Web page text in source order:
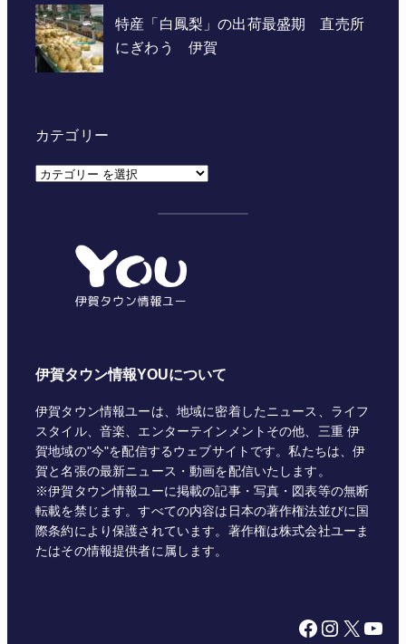
カテゴリー
カ
伊賀タウン情報YOUについて
伊賀タウン情報ユーは、地域に密着したニュース、ライフ
スタイル、音楽、エンターテインメントその他、三重 伊
賀地域の"今"を配信するウェブサイトです。私たちは、伊
賀と名張の最新ニュース・動画を配信いたします。
※伊賀タウン情報ユーに掲載の記事・写真・図表等の無断
転載を禁じます。すべての内容は日本の著作権法並びに国
際条約により保護されています。著作権は株式会社ユーま
たはその情報提供者に属します。
Facebook Instagram X YouTube